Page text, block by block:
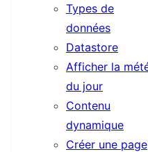
Types de
données
Datastore
Afficher la
du jour
Contenu
dynamique
Créer une page